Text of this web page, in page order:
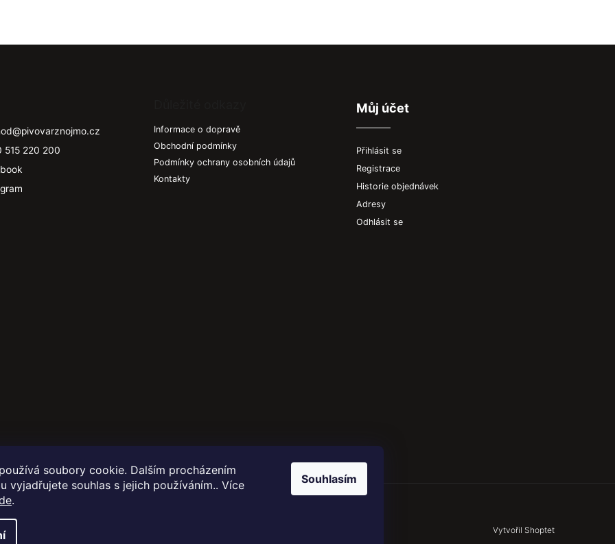
soubory cookie. Dalším procházením
vyjadřujete souhlas s jejich používáním.. Více
.
Souhlasím
@pivovarznojmo.cz
515 220 200
Informace o dopravě
Obchodní podmínky
Podmínky ochrany osobních údajů
Kontakty
Můj účet
Přihlásit se
Registrace
Historie objednávek
Adresy
Odhlásit se
Facebook Instagram LinkedIn
Vytvořil Shoptet